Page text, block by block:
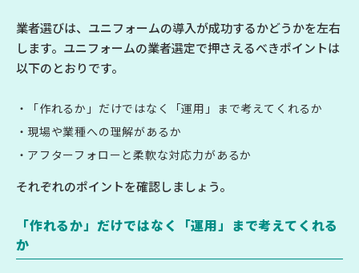
業者選びは、ユニフォームの導入が成功するかどうかを左右
します。ユニフォームの業者選定で押さえるべきポイントは
以下のとおりです。
「作れるか」だけではなく「運用」まで考えてくれるか
現場や業種への理解があるか
アフターフォローと柔軟な対応力があるか
それぞれのポイントを確認しましょう。
「作れるか」だけではなく「運用」まで考えてくれる
か